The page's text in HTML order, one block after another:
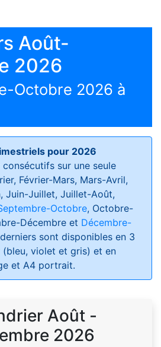
Août-
2026
Octobre 2026 à
pour 2026
sur une seule
Février-Mars, Mars-Avril,
Juin-Juillet, Juillet-Août,
Octobre, Octobre-
Décembre et Décembre-
sont disponibles en 3
(bleu, violet et gris) et en
et A4 portrait.
Août -
2026